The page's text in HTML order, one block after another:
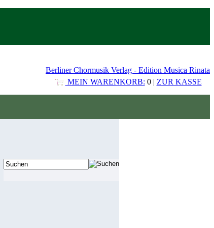
Berliner Chormusik Verlag - Edition Musica Rinata
MEIN WARENKORB: 0 | ZUR KASSE